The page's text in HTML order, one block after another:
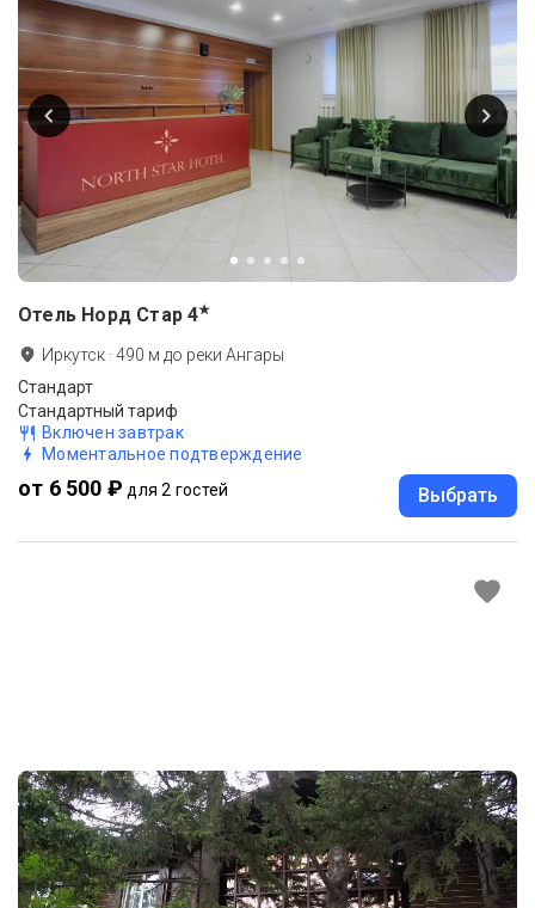
Отель Норд Стар 4★
Иркутск ·490 м до реки Ангары
Стандарт
Стандартный тариф
Включен завтрак
Моментальное подтверждение
от 6 500 ₽ для 2 гостей Выбрать